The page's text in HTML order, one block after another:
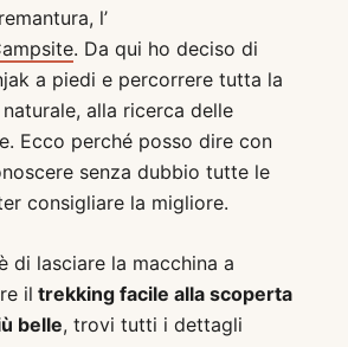
l’
. Da qui ho deciso di
a piedi e percorrere tutta la
alla ricerca delle
Ecco perché posso dire con
senza dubbio tutte le
consigliare la migliore.
di lasciare la macchina a
il trekking facile alla scoperta
belle, trovi tutti i dettagli